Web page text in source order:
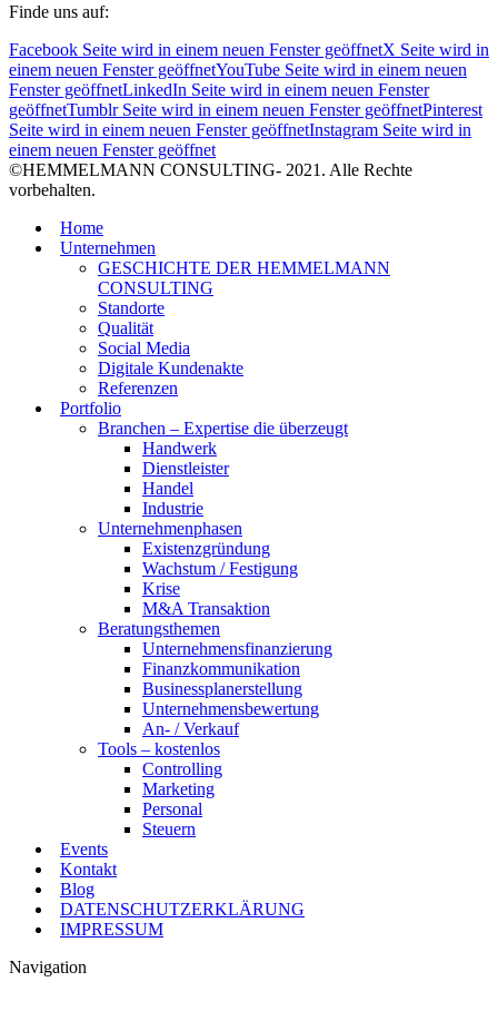
Finde uns auf:
Facebook Seite wird in einem neuen Fenster geöffnetX Seite wird in
einem neuen Fenster geöffnetYouTube Seite wird in einem neuen
Fenster geöffnetLinkedIn Seite wird in einem neuen Fenster
geöffnetTumblr Seite wird in einem neuen Fenster geöffnetPinterest
Seite wird in einem neuen Fenster geöffnetInstagram Seite wird in
einem neuen Fenster geöffnet
©HEMMELMANN CONSULTING- 2021. Alle Rechte
vorbehalten.
Home
Unternehmen
GESCHICHTE DER HEMMELMANN
CONSULTING
Standorte
Qualität
Social Media
Digitale Kundenakte
Referenzen
Portfolio
Branchen – Expertise die überzeugt
Handwerk
Dienstleister
Handel
Industrie
Unternehmenphasen
Existenzgründung
Wachstum / Festigung
Krise
M&A Transaktion
Beratungsthemen
Unternehmensfinanzierung
Finanzkommunikation
Businessplanerstellung
Unternehmensbewertung
An- / Verkauf
Tools – kostenlos
Controlling
Marketing
Personal
Steuern
Events
Kontakt
Blog
DATENSCHUTZERKLÄRUNG
IMPRESSUM
Navigation